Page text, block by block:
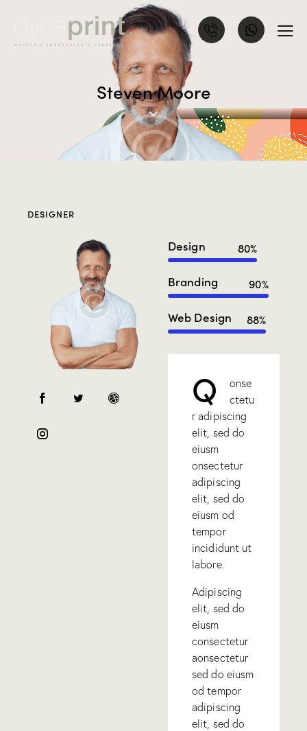
Steven Moore
DESIGNER
Design 80%
Branding 90%
Web Design 88%
Q
onse
ctetu
r adipiscing
elit, sed do
eiusm
onsectetur
adipiscing
elit, sed do
eiusm od
tempor
incididunt ut
labore.
Adipiscing
elit, sed do
eiusm
consectetur
aonsectetur
sed do eiusm
od tempor
adipiscing
elit, sed do